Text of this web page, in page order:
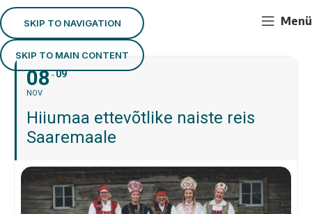
SKIP TO NAVIGATION
SKIP TO MAIN CONTENT
08
NOV
09
Hiiumaa ettevõtlike naiste reis
Saaremaale